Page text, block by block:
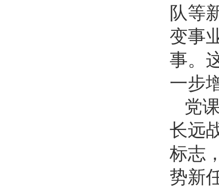
队等
变事
事。
一步
党
长远
标志
势新